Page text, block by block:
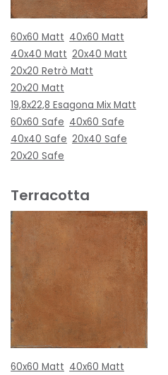
60x60 Matt 40x60 Matt
40x40 Matt 20x40 Matt
20x20 Retrò Matt
20x20 Matt
19,8x22,8 Esagona Mix Matt
60x60 Safe 40x60 Safe
40x40 Safe 20x40 Safe
20x20 Safe
Terracotta
60x60 Matt 40x60 Matt